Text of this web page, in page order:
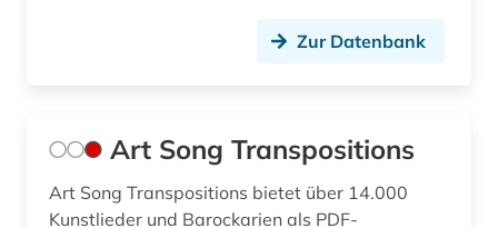
heinrich (2)
hessisches staatsarchiv marburg (1)
Zur Datenbank
Art Song Transpositions
Art Song Transpositions bietet über 14.000
Kunstlieder und Barockarien als PDF-